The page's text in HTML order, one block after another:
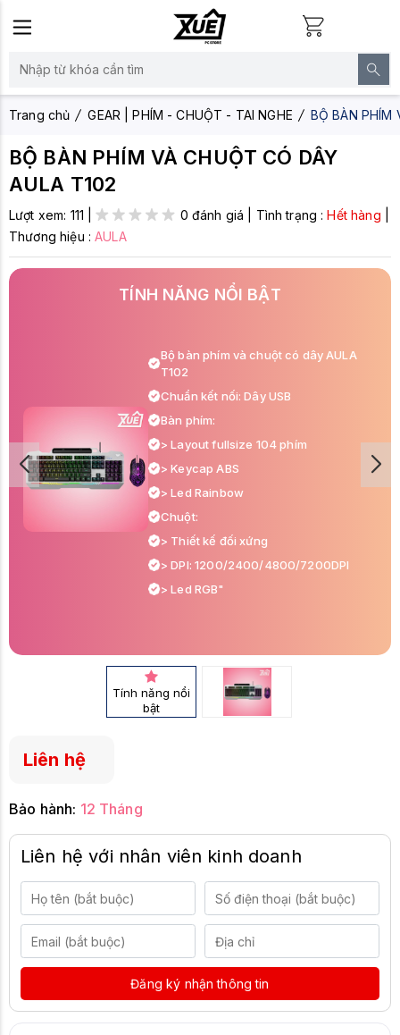
Trang chủ GEAR | PHÍM - CHUỘT - TAI NGHE BỘ BÀN PHÍM
BỘ BÀN PHÍM VÀ CHUỘT CÓ DÂY
AULA T102
Lượt xem: 111 | 0 đánh giá Tình trạng :Hết hàng
Thương hiệu :AULA
TÍNH NĂNG NỔI BẬT
Bộ bàn phím và chuột có dây AULA
T102
Chuẩn kết nối: Dây USB
Bàn phím:
> Layout fullsize 104 phím
> Keycap ABS
> Led Rainbow
Chuột:
> Thiết kế đối xứng
> DPI: 1200/2400/4800/7200DPI
> Led RGB"
Tính năng nổi
bật
Liên hệ
Bảo hành: 12 Tháng
Liên hệ với nhân viên kinh doanh
Đăng ký nhận thông tin